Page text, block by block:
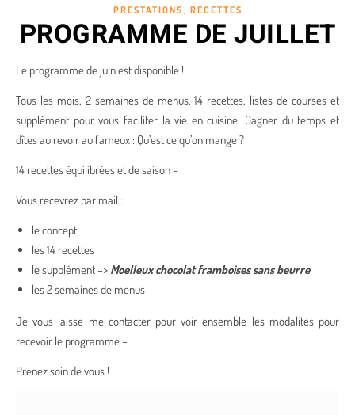
PRESTATIONS , RECETTES
PROGRAMME DE JUILLET
Le programme de juin est disponible !
Tous les mois, 2 semaines de menus, 14 recettes, listes de courses et
supplément pour vous faciliter la vie en cuisine. Gagner du temps et
dîtes au revoir au fameux : Qu’est ce qu’on mange ?
14 recettes équilibrées et de saison –
Vous recevrez par mail :
le concept
les 14 recettes
le supplément –> Moelleux chocolat framboises sans beurre
les 2 semaines de menus
Je vous laisse me contacter pour voir ensemble les modalités pour
recevoir le programme –
Prenez soin de vous !